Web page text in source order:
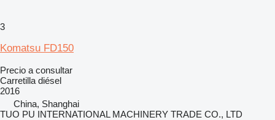
3
Komatsu FD150
Precio a consultar
Carretilla diésel
2016
China, Shanghai
TUO PU INTERNATIONAL MACHINERY TRADE CO., LTD